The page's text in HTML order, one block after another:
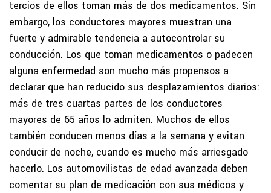
tercios de ellos toman más de dos medicamentos. Sin
embargo, los conductores mayores muestran una
fuerte y admirable tendencia a autocontrolar su
conducción. Los que toman medicamentos o padecen
alguna enfermedad son mucho más propensos a
declarar que han reducido sus desplazamientos diarios:
más de tres cuartas partes de los conductores
mayores de 65 años lo admiten. Muchos de ellos
también conducen menos días a la semana y evitan
conducir de noche, cuando es mucho más arriesgado
hacerlo. Los automovilistas de edad avanzada deben
comentar su plan de medicación con sus médicos y